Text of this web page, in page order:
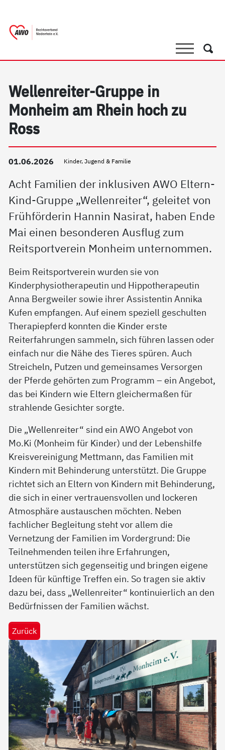
SucheSuche
Wellenreiter-Gruppe in
Monheim am Rhein hoch zu
Ross
01.06.2026 Kinder, Jugend & Familie
Acht Familien der inklusiven AWO Eltern-
Kind-Gruppe „Wellenreiter“, geleitet von
Frühförderin Hannin Nasirat, haben Ende
Mai einen besonderen Ausflug zum
Reitsportverein Monheim unternommen.
Beim Reitsportverein wurden sie von
Kinderphysiotherapeutin und Hippotherapeutin
Anna Bergweiler sowie ihrer Assistentin Annika
Kufen empfangen. Auf einem speziell geschulten
Therapiepferd konnten die Kinder erste
Reiterfahrungen sammeln, sich führen lassen oder
einfach nur die Nähe des Tieres spüren. Auch
Streicheln, Putzen und gemeinsames Versorgen
der Pferde gehörten zum Programm – ein Angebot,
das bei Kindern wie Eltern gleichermaßen für
strahlende Gesichter sorgte.
Die „Wellenreiter“ sind ein AWO Angebot von
Mo.Ki (Monheim für Kinder) und der Lebenshilfe
Kreisvereinigung Mettmann, das Familien mit
Kindern mit Behinderung unterstützt. Die Gruppe
richtet sich an Eltern von Kindern mit Behinderung,
die sich in einer vertrauensvollen und lockeren
Atmosphäre austauschen möchten. Neben
fachlicher Begleitung steht vor allem die
Vernetzung der Familien im Vordergrund: Die
Teilnehmenden teilen ihre Erfahrungen,
unterstützen sich gegenseitig und bringen eigene
Ideen für künftige Treffen ein. So tragen sie aktiv
dazu bei, dass „Wellenreiter“ kontinuierlich an den
Bedürfnissen der Familien wächst.
Zurück